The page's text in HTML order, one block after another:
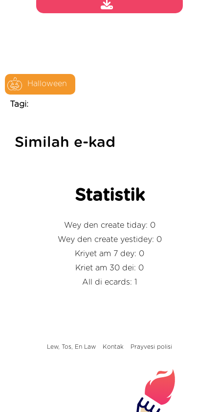
Halloween
Tagi:
Similah e-kad
Statistik
Wey den create tiday: 0
Wey den create yestidey: 0
Kriyet am 7 dey: 0
Kriet am 30 dei: 0
All di ecards: 1
Lew, Tos, En Law Kontak Prayvesi polisi